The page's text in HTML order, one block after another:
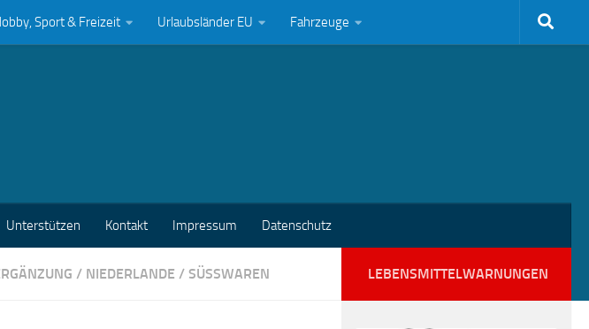
Sport & Freizeit Urlaubsländer EU Fahrzeuge
Unterstützen Kontakt Impressum Datenschutz
/ NIEDERLANDE / SÜSSWAREN LEBENSMITTELWARNUNGEN